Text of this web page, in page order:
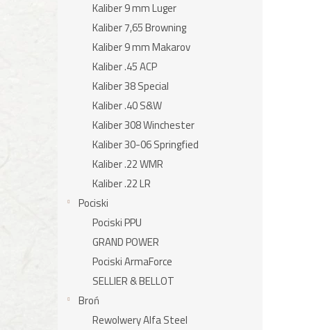
Kaliber 9 mm Luger
Kaliber 7,65 Browning
Kaliber 9 mm Makarov
Kaliber .45 ACP
Kaliber 38 Special
Kaliber .40 S&W
Kaliber 308 Winchester
Kaliber 30-06 Springfied
Kaliber .22 WMR
Kaliber .22 LR
Pociski
Pociski PPU
GRAND POWER
Pociski ArmaForce
SELLIER & BELLOT
Broń
Rewolwery Alfa Steel